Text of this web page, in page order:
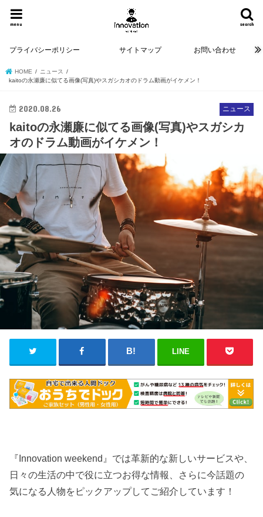
search
menu
プライバシーポリシー サイトマップ お問い合わせ
HOME
ニュース
kaitoの永瀬廉に似てる画像(写真)やスガシカオのドラム動画がイケメン！
ニュース
2020.08.26
kaitoの永瀬廉に似てる画像(写真)やスガシカ
オのドラム動画がイケメン！
LINE
『Innovation weekend』では革新的な新しいサービスや、
日々の生活の中で役に立つお得な情報、さらに今話題の
気になる人物をピックアップしてご紹介しています！